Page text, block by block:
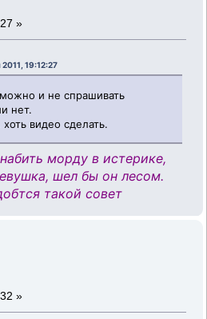
»
19:12:27
и не спрашивать
нет.
видео сделать.
морду в истерике,
шел бы он лесом.
такой совет
»